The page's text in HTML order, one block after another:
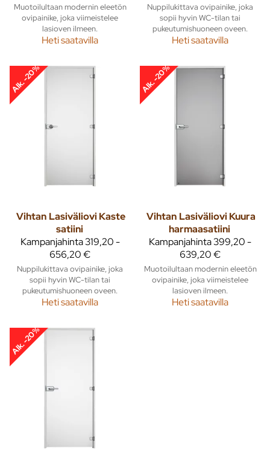
Muotoilultaan modernin eleetön
ovipainike, joka viimeistelee
lasioven ilmeen.
Heti saatavilla
Nuppilukittava ovipainike, joka
sopii hyvin WC-tilan tai
pukeutumishuoneen oveen.
Heti saatavilla
Alk. -20%
Vihtan Lasiväliovi Kaste
satiini
Kampanjahinta319,20 -
656,20 €
Nuppilukittava ovipainike, joka
sopii hyvin WC-tilan tai
pukeutumishuoneen oveen.
Heti saatavilla
Alk. -20%
Vihtan Lasiväliovi Kuura
harmaasatiini
Kampanjahinta399,20 -
639,20 €
Muotoilultaan modernin eleetön
ovipainike, joka viimeistelee
lasioven ilmeen.
Heti saatavilla
Alk. -20%